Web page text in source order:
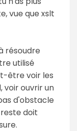
vue que xslt
résoudre
utilisé
être voir les
voir ouvrir un
d'obstacle
doit